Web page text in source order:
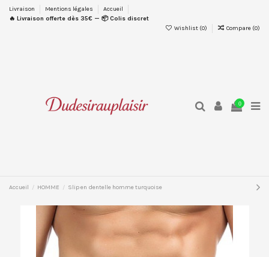
Livraison Mentions légales
Accueil
🔥 Livraison offerte dès 35€ — 📦 Colis discret
Wishlist (0) Compare (0)
0
Accueil HOMME Slip en dentelle homme turquoise